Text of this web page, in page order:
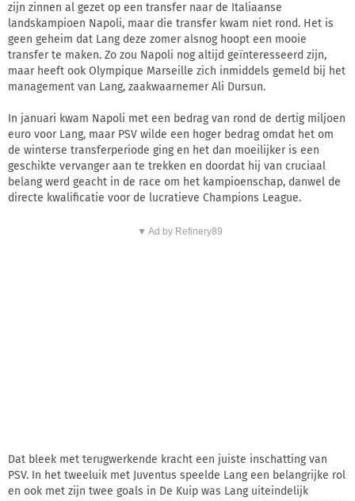
zijn zinnen al gezet op een transfer naar de Italiaanse
landskampioen Napoli, maar die transfer kwam niet rond. Het is
geen geheim dat Lang deze zomer alsnog hoopt een mooie
transfer te maken. Zo zou Napoli nog altijd geïnteresseerd zijn,
maar heeft ook Olympique Marseille zich inmiddels gemeld bij het
management van Lang, zaakwaarnemer Ali Dursun.
In januari kwam Napoli met een bedrag van rond de dertig miljoen
euro voor Lang, maar PSV wilde een hoger bedrag omdat het om
de winterse transferperiode ging en het dan moeilijker is een
geschikte vervanger aan te trekken en doordat hij van cruciaal
belang werd geacht in de race om het kampioenschap, danwel de
directe kwalificatie voor de lucratieve Champions League.
▼ Ad by Refinery89
Dat bleek met terugwerkende kracht een juiste inschatting van
PSV. In het tweeluik met Juventus speelde Lang een belangrijke rol
en ook met zijn twee goals in De Kuip was Lang uiteindelijk